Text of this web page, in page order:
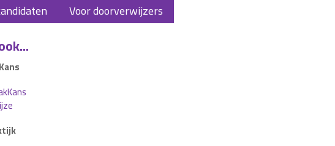
Voor doorverwijzers